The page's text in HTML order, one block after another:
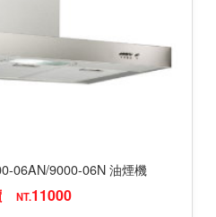
06AN/9000-06N 油煙機
NT.11000